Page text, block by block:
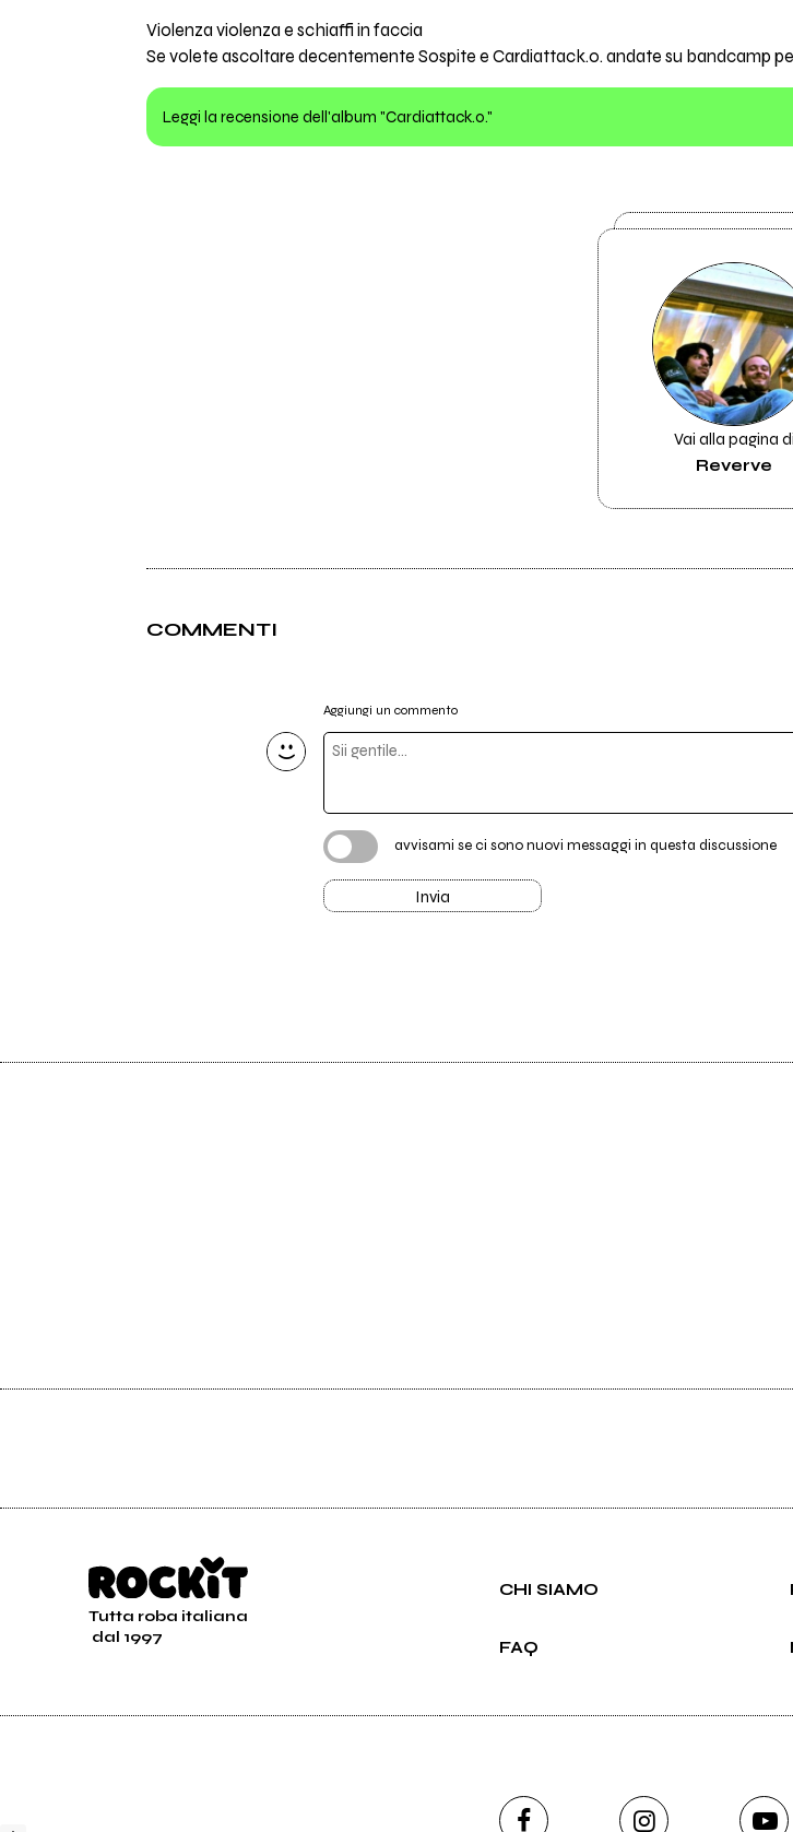
Violenza violenza e schiaffi in faccia
Se volete ascoltare decentemente Sospite e Cardiattack.o. andate su bandcamp
Leggi la recensione dell'album "Cardiattack.o."
Vai alla pagina di
Reverve
COMMENTI
Aggiungi un commento
avvisami se ci sono nuovi messaggi in questa discussione
Invia
Tutta roba italiana
dal 1997
CHI SIAMO
FAQ